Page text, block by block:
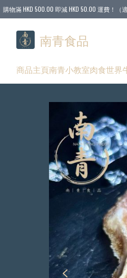
購物滿 HKD 500.00 即減 HKD 50.00 運費！
南青食品
商品主頁南青小教室肉食世界